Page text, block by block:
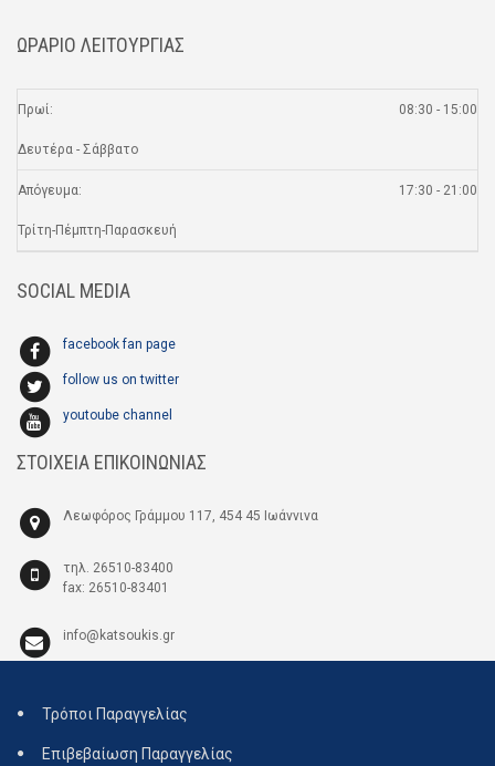
ΩΡΑΡΙΟ ΛΕΙΤΟΥΡΓΙΑΣ
Πρωί:
Δευτέρα - Σάββατο
08:30 - 15:00
Απόγευμα:
Τρίτη-Πέμπτη-Παρασκευή
17:30 - 21:00
SOCIAL MEDIA
facebook fan page
follow us on twitter
youtoube channel
ΣΤΟΙΧΕΙΑ ΕΠΙΚΟΙΝΩΝΙΑΣ
Λεωφόρος Γράμμου 117, 454 45 Ιωάννινα
τηλ. 26510-83400
fax: 26510-83401
info@katsoukis.gr
Τρόποι Παραγγελίας
Επιβεβαίωση Παραγγελίας